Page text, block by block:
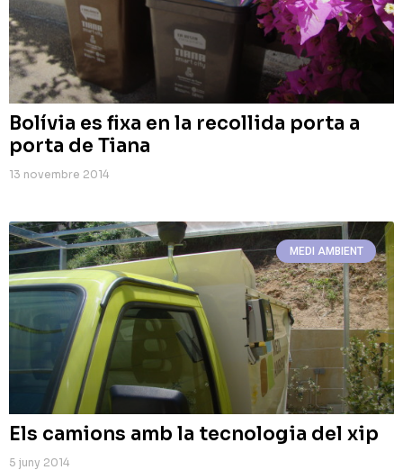
Bolívia es fixa en la recollida porta a
porta de Tiana
13 novembre 2014
MEDI AMBIENT
Els camions amb la tecnologia del xip
5 juny 2014